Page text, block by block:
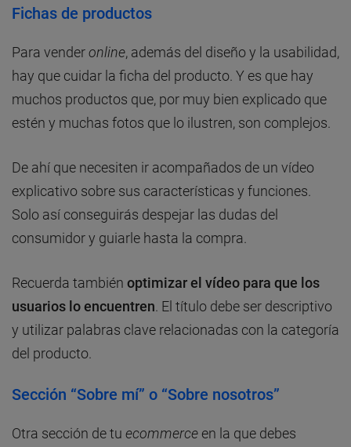
Fichas de productos
Para venderonline, además del diseño y la usabilidad,
hay que cuidar la ficha del producto. Y es que hay
muchos productos que, por muy bien explicado que
estén y muchas fotos que lo ilustren, son complejos.
De ahí que necesiten ir acompañados de un vídeo
explicativo sobre sus características y funciones.
Solo así conseguirás despejar las dudas del
consumidor y guiarle hasta la compra.
Recuerda también optimizar el vídeo para que los
usuarios lo encuentren . El título debe ser descriptivo
y utilizar palabras clave relacionadas con la categoría
del producto.
Sección “Sobre mí” o “Sobre nosotros”
Otra sección de tu ecommerce en la que debes